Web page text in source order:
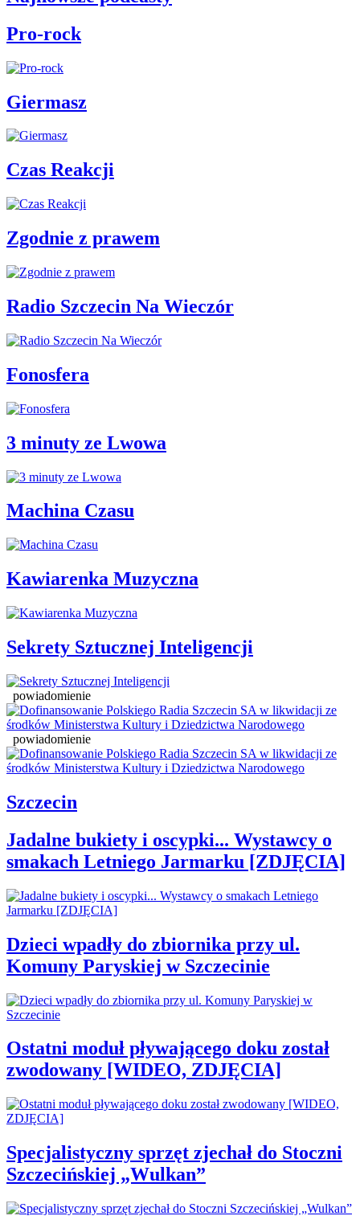
Pro-rock
Giermasz
Czas Reakcji
Zgodnie z prawem
Radio Szczecin Na Wieczór
Fonosfera
3 minuty ze Lwowa
Machina Czasu
Kawiarenka Muzyczna
Sekrety Sztucznej Inteligencji
powiadomienie
powiadomienie
Szczecin
Jadalne bukiety i oscypki... Wystawcy o
smakach Letniego Jarmarku [ZDJĘCIA]
Dzieci wpadły do zbiornika przy ul.
Komuny Paryskiej w Szczecinie
Ostatni moduł pływającego doku został
zwodowany [WIDEO, ZDJĘCIA]
Specjalistyczny sprzęt zjechał do Stoczni
Szczecińskiej „Wulkan”